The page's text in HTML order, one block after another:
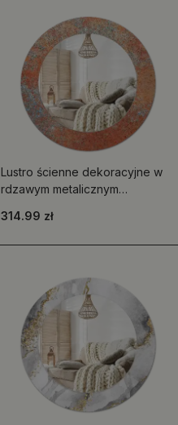
Lustro ścienne dekoracyjne w
rdzawym metalicznym
314.99 zł